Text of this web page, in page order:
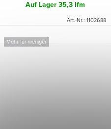
Auf Lager35,3 lfm
Art.-Nr.: 1102688
Mehr für weniger